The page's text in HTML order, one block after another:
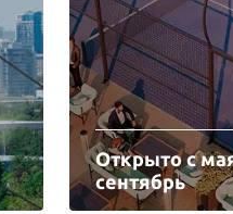
Открыто с
сентябрь